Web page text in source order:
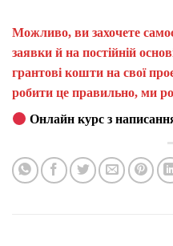
Можливо, ви захочете
заявки й на постійній
грантові кошти на свої
робити це правильно, ми
Онлайн курс з